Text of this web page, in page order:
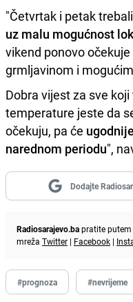
"Četvrtak i petak
uz malu mogućnost
vikend ponovo
grmljavinom i
Dobra vijest za sve
temperature jeste da
očekuju, pa će
narednom periodu",
Dodajte
Radiosarajevo.bapratite
mreža Twitter | Facebook |
#prognoza #nevrijeme